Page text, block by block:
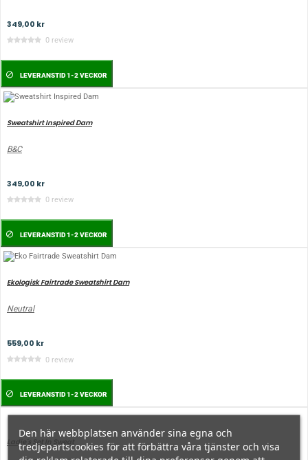
349,00 kr
0 review
LEVERANSTID 1-2 VECKOR
Sweatshirt Inspired Dam
B&C
349,00 kr
0 review
LEVERANSTID 1-2 VECKOR
Ekologisk Fairtrade Sweatshirt Dam
Neutral
559,00 kr
0 review
LEVERANSTID 1-2 VECKOR
Ladie´s Set In Sweat
Den här webbplatsen använder sina egna och
tredjepartscookies för att förbättra våra tjänster och visa